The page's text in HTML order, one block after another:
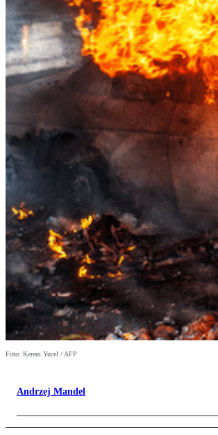
Foto: Kerem Yucel / AFP
Andrzej Mandel